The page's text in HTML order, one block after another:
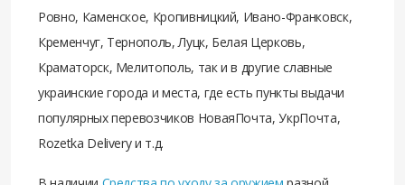
Ровно, Каменское, Кропивницкий, Ивано-Франковск,
Кременчуг, Тернополь, Луцк, Белая Церковь,
Краматорск, Мелитополь, так и в другие славные
украинские города и места, где есть пункты выдачи
популярных перевозчиков НоваяПочта, УкрПочта,
Rozetka Delivery и т.д.